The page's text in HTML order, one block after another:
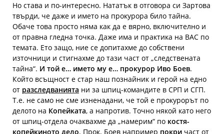
Но става и по-интересно. Нататък в отговора си Зартова
твърди, че даже и името на прокурора било тайна.
Обаче това просто няма как да е вярно, включително и
от правна гледна точка. Даже има и практика на ВАС по
темата. Ето защо, ние се допитахме до собствени
източници и стигнахме до тази част от „следствената
тайна“. И той е… името му е… прокурор Иво Боев.
Който всъщност е стар наш познайник и герой на едно
от разследванията ни за шпиц-командите в СРП и СГП.
Т.е. не само не сме изненадани, че той е прокурорът по
делото на Копейката, а напротив. Точно някой като него
от шпиц-отдела очаквахме да „намерим“ по костя-
копейкиното дело. Прок. Боев например покри част от